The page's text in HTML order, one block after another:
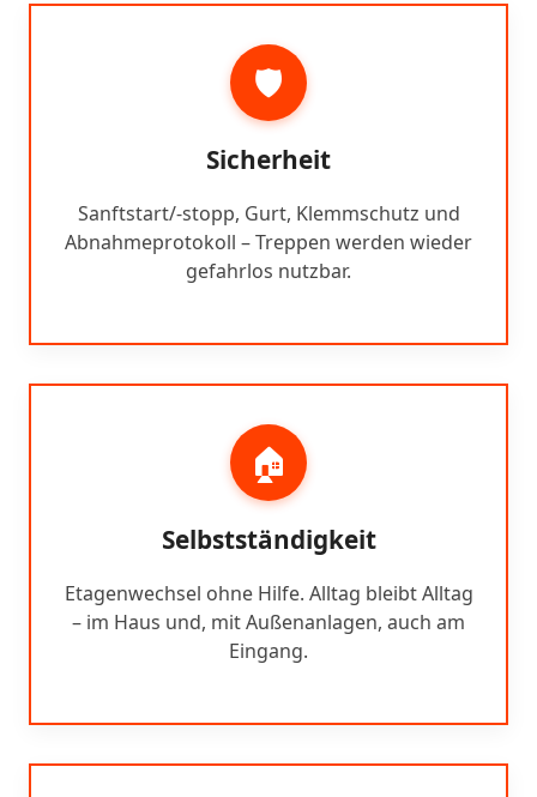
🛡️
Sicherheit
Sanftstart/-stopp, Gurt, Klemmschutz und
Abnahmeprotokoll – Treppen werden wieder
gefahrlos nutzbar.
🏠
Selbstständigkeit
Etagenwechsel ohne Hilfe. Alltag bleibt Alltag
– im Haus und, mit Außenanlagen, auch am
Eingang.